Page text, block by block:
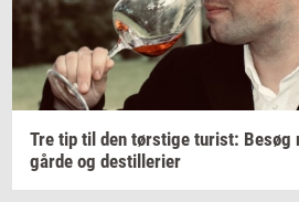
Tre tip til den tørsti­ge turist: Besøg
går­de og destil­le­ri­er